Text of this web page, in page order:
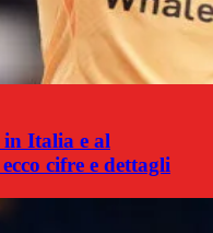
Italia e al
cifre e dettagli